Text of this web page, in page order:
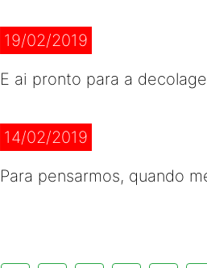
19/02/2019
E ai pronto para a
14/02/2019
Para pensarmos, quando